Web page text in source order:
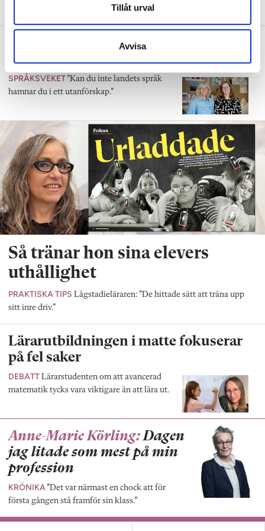
Tillåt urval
Avvisa
Intensivträning stärker flerspråkiga
elevers ordförråd
SPRÅKSVEKET”Kan du inte landets språk
hamnar du i ett utanförskap.”
Så tränar hon sina elevers
uthållighet
PRAKTISKA TIPS Lågstadieläraren: ”De hittade sätt att träna upp
sitt inre driv.”
Lärarutbildningen i matte fokuserar
på fel saker
DEBATT Lärarstudenten om att avancerad
matematik tycks vara viktigare än att lära ut.
Anne-Marie Körling:Dagen
jag litade som mest på min
profession
KRÖNIKA ”Det var närmast en chock att för
första gången stå framför sin klass.”